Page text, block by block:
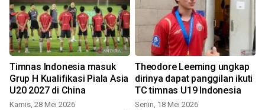
Timnas Indonesia masuk
Grup H Kualifikasi Piala Asia
U20 2027 di China
Kamis, 28 Mei 2026
Theodore Leeming ungkap
dirinya dapat panggilan ikuti
TC timnas U19 Indonesia
Senin, 18 Mei 2026